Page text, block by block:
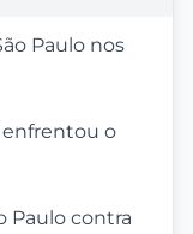
Paulo nos
enfrentou o
Paulo contra